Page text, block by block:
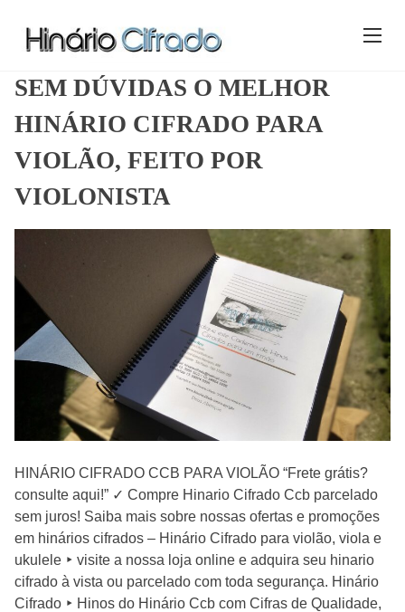
Home/ SEM DÚVIDAS O MELHOR HINÁRIO CIFRADO
PARA VIOLÃO, FEITO POR VIOLONISTA
SEM DÚVIDAS O MELHOR
HINÁRIO CIFRADO PARA
VIOLÃO, FEITO POR
VIOLONISTA
HINÁRIO CIFRADO CCB PARA VIOLÃO “Frete grátis?
consulte aqui!” ✓ Compre Hinario Cifrado Ccb parcelado
sem juros! Saiba mais sobre nossas ofertas e promoções
em hinários cifrados – Hinário Cifrado para violão, viola e
ukulele ‣ visite a nossa loja online e adquira seu hinario
cifrado à vista ou parcelado com toda segurança. Hinário
Cifrado ‣ Hinos do Hinário Ccb com Cifras de Qualidade,